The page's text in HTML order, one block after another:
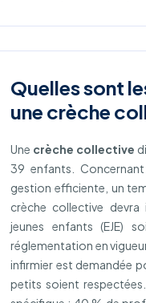
Quelles sont
une crèche
Une crèche collective
39 enfants.
gestion efficiente, un
crèche collective devra
jeunes enfants (EJE)
réglementation en
infirmier est demandée
petits soient